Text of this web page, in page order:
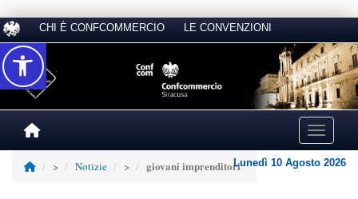
CHI È CONFCOMMERCIO LE CONVENZIONI
Toggle
> Notizie > giovani imprenditoriLunedì 10 Agosto 2026
Accessibilità